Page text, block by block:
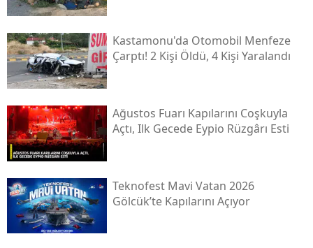
Kastamonu'da Otomobil Menfeze
Çarptı! 2 Kişi Öldü, 4 Kişi Yaralandı
Ağustos Fuarı Kapılarını Coşkuyla
Açtı, Ilk Gecede Eypio Rüzgârı Esti
Teknofest Mavi Vatan 2026
Gölcük’te Kapılarını Açıyor